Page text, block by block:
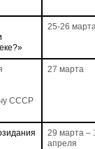
25-26
СССР
27 марта
29 марта –
апреля